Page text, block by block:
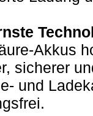
Akkus
sicherer
und